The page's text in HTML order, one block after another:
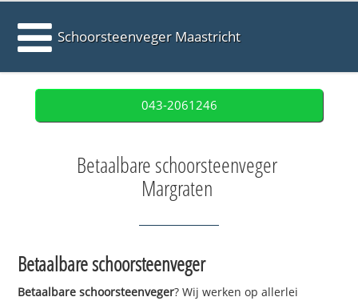
Schoorsteenveger Maastricht
043-2061246
Betaalbare schoorsteenveger
Margraten
Betaalbare schoorsteenveger
Betaalbare schoorsteenveger? Wij werken op allerlei